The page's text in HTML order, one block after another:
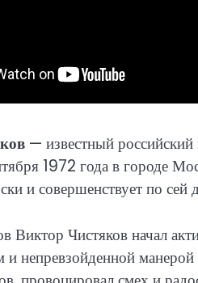
— известный российский
1972 года в городе
и совершенствует по сей
Чистяков начал
и непревзойденной